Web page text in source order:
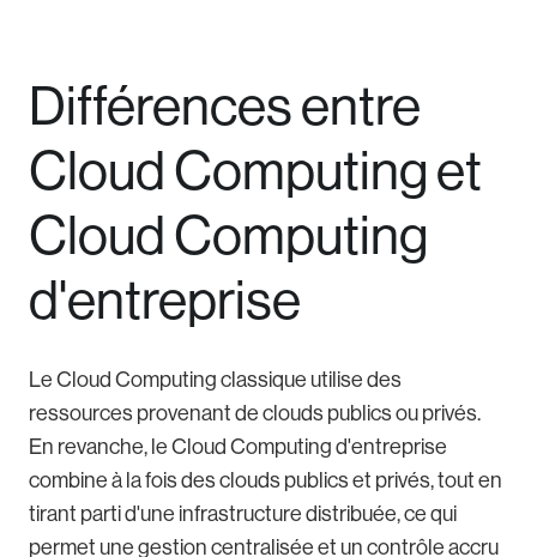
Différences entre
Cloud Computing et
Cloud Computing
d'entreprise
Le Cloud Computing classique utilise des
ressources provenant de clouds publics ou privés.
En revanche, le Cloud Computing d'entreprise
combine à la fois des clouds publics et privés, tout en
tirant parti d'une infrastructure distribuée, ce qui
permet une gestion centralisée et un contrôle accru